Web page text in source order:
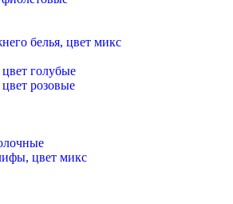
белья, цвет микс
голубые
розовые
цвет микс